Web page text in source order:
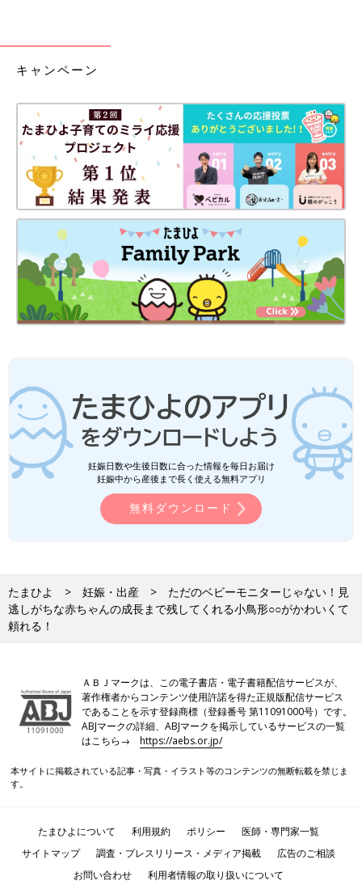
キャンペーン
妊娠日数や生後日数に合った情報を毎日お届け
妊娠中から産後まで長く使える無料アプリ
無料ダウンロード
たまひよ 妊娠・出産
ただのベビーモニターじゃない！見
逃しがちな赤ちゃんの成長まで残してくれる小鳥形○○がかわいくて
頼れる！
ＡＢＪマークは、この電子書店・電子書籍配信サービスが、
著作権者からコンテンツ使用許諾を得た正規版配信サービス
であることを示す登録商標（登録番号 第11091000号）です。
ABJマークの詳細、ABJマークを掲示しているサービスの一覧
はこちら→https://aebs.or.jp/
本サイトに掲載されている記事・写真・イラスト等のコンテンツの無断転載を禁じま
す。
たまひよについて 利用規約 ポリシー
医師・専門家一覧
サイトマップ
調査・プレスリリース・メディア掲載
広告のご相談
お問い合わせ
利用者情報の取り扱いについて